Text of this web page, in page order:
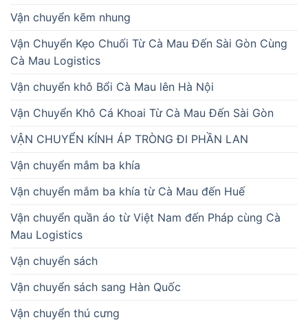
Vận chuyển kẽm nhung
Vận Chuyển Kẹo Chuối Từ Cà Mau Đến Sài Gòn Cùng
Cà Mau Logistics
Vận chuyển khô Bổi Cà Mau lên Hà Nội
Vận Chuyển Khô Cá Khoai Từ Cà Mau Đến Sài Gòn
VẬN CHUYỂN KÍNH ÁP TRÒNG ĐI PHẦN LAN
Vận chuyển mắm ba khía
Vận chuyển mắm ba khía từ Cà Mau đến Huế
Vận chuyển quần áo từ Việt Nam đến Pháp cùng Cà
Mau Logistics
Vận chuyển sách
Vận chuyển sách sang Hàn Quốc
Vận chuyển thú cưng